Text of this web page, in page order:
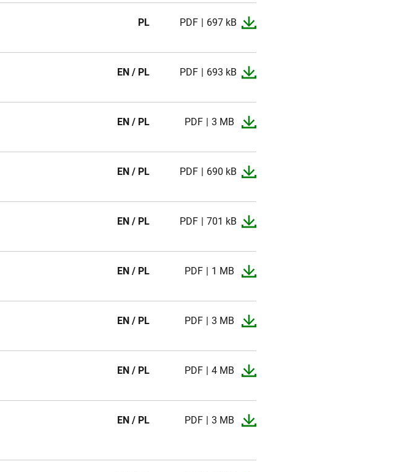
PL PDF 697 kB
EN / PL PDF 693 kB
EN / PL PDF 3 MB
EN / PL PDF 690 kB
EN / PL PDF 701 kB
EN / PL PDF 1 MB
EN / PL PDF 3 MB
EN / PL PDF 4 MB
EN / PL PDF 3 MB